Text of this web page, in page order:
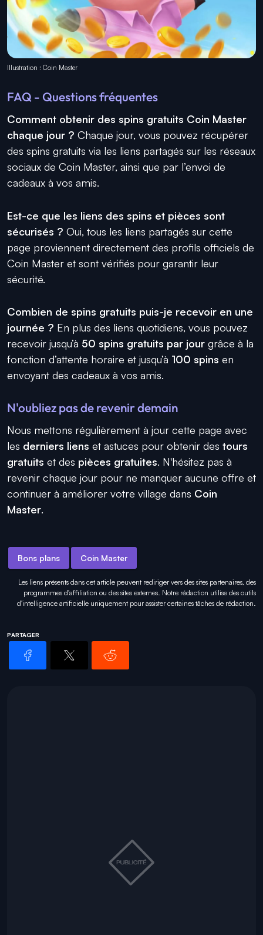
Illustration : Coin Master
FAQ - Questions fréquentes
Comment obtenir des spins gratuits Coin Master
chaque jour ? Chaque jour, vous pouvez récupérer
des spins gratuits via les liens partagés sur les réseaux
sociaux de Coin Master, ainsi que par l’envoi de
cadeaux à vos amis.
Est-ce que les liens des spins et pièces sont
sécurisés ? Oui, tous les liens partagés sur cette
page proviennent directement des profils officiels de
Coin Master et sont vérifiés pour garantir leur
sécurité.
Combien de spins gratuits puis-je recevoir en une
journée ? En plus des liens quotidiens, vous pouvez
recevoir jusqu’à 50 spins gratuits par jour grâce à la
fonction d’attente horaire et jusqu’à 100 spins en
envoyant des cadeaux à vos amis.
N'oubliez pas de revenir demain
Nous mettons régulièrement à jour cette page avec
les derniers liens et astuces pour obtenir des tours
gratuits et des pièces gratuites. N'hésitez pas à
revenir chaque jour pour ne manquer aucune offre et
continuer à améliorer votre village dans Coin
Master.
Bons plans Coin Master
Les liens présents dans cet article peuvent rediriger vers des sites partenaires, des
programmes d'affiliation ou des sites externes. Notre rédaction utilise des outils
d'intelligence artificielle uniquement pourassister certaines tâches de rédaction.
PARTAGER